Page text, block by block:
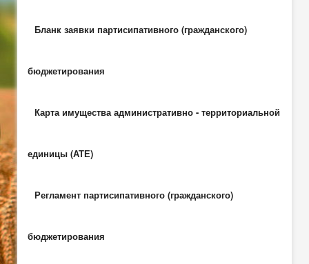
Бланк заявки партисипативного (гражданского)
бюджетирования
Карта имущества административно - территориальной
единицы (АТЕ)
Регламент партисипативного (гражданского)
бюджетирования